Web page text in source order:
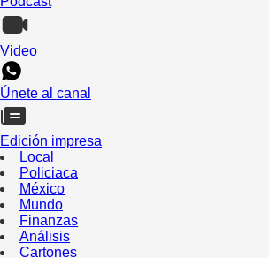
Video
Únete al canal
Edición impresa
Local
Policiaca
México
Mundo
Finanzas
Análisis
Cartones